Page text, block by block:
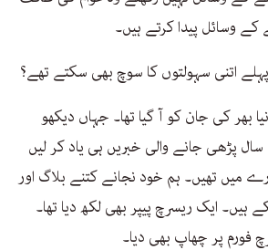
کے وسائل پیدا کرتے ہیں۔
بھر کی جان کو آ گیا تھا۔ جہاں دیکھو
سال پڑھی جانے والی خبریں ہی یاد کر لیں
میں تھیں۔ ہم خود نجانے کتنے بلاگ اور
ہیں۔ ایک ریسرچ پیپر بھی لکھ دیا تھا۔
فورم پر چھاپ بھی دیا۔